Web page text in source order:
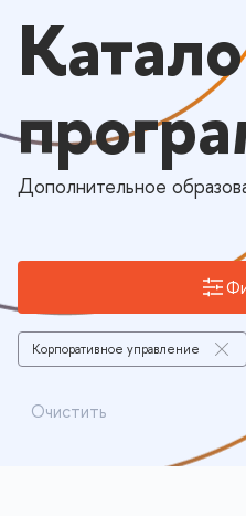
Дополнительное
Корпоративное управление
Очистить